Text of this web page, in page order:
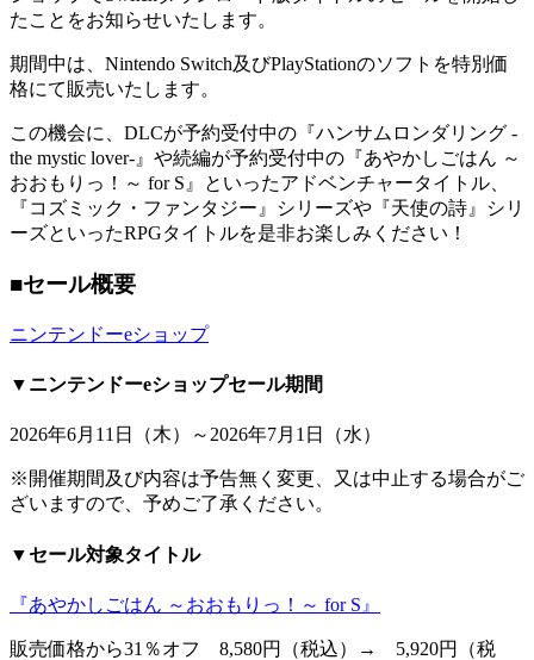
たことをお知らせいたします。
期間中は、Nintendo Switch及びPlayStationのソフトを特別価
格にて販売いたします。
この機会に、DLCが予約受付中の『ハンサムロンダリング -
the mystic lover-』や続編が予約受付中の『あやかしごはん ～
おおもりっ！～ for S』といったアドベンチャータイトル、
『コズミック・ファンタジー』シリーズや『天使の詩』シリ
ーズといったRPGタイトルを是非お楽しみください！
■セール概要
ニンテンドーeショップ
▼ニンテンドーeショップセール期間
2026年6月11日（木）～2026年7月1日（水）
※開催期間及び内容は予告無く変更、又は中止する場合がご
ざいますので、予めご了承ください。
▼セール対象タイトル
『あやかしごはん ～おおもりっ！～ for S』
販売価格から31％オフ 8,580円（税込）→ 5,920円（税